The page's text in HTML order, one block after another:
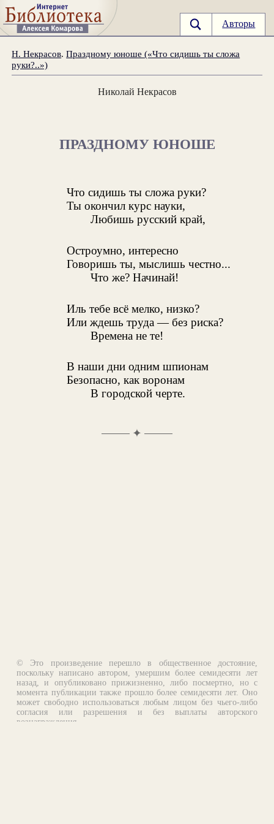
Авторы
Н. Некрасов.Праздному юноше («Что сидишь ты сложа
руки?..»)
Николай Некрасов
ПРАЗДНОМУ ЮНОШЕ
Что сидишь ты сложа руки?
Ты окончил курс науки,
Любишь русский край,
Остроумно, интересно
Говоришь ты, мыслишь честно...
Что же? Начинай!
Иль тебе всё мелко, низко?
Или ждешь труда — без риска?
Времена не те!
В наши дни одним шпионам
Безопасно, как воронам
В городской черте.
✦
© Это произведение перешло в общественное достояние,
поскольку написано автором, умершим более семидесяти лет
назад, и опубликовано прижизненно, либо посмертно, но с
момента публикации также прошло более семидесяти лет. Оно
может свободно использоваться любым лицом без чьего-либо
согласия или разрешения и без выплаты авторского
вознаграждения.